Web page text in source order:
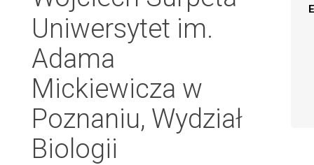
Uniwersytet im.
Adama
Mickiewicza w
Poznaniu, Wydział
Biologii